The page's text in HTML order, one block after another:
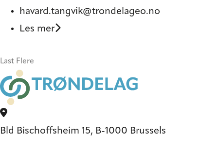
havard.tangvik@trondelageo.no
Les mer
Last Flere
Bld Bischoffsheim 15, B-1000 Brussels